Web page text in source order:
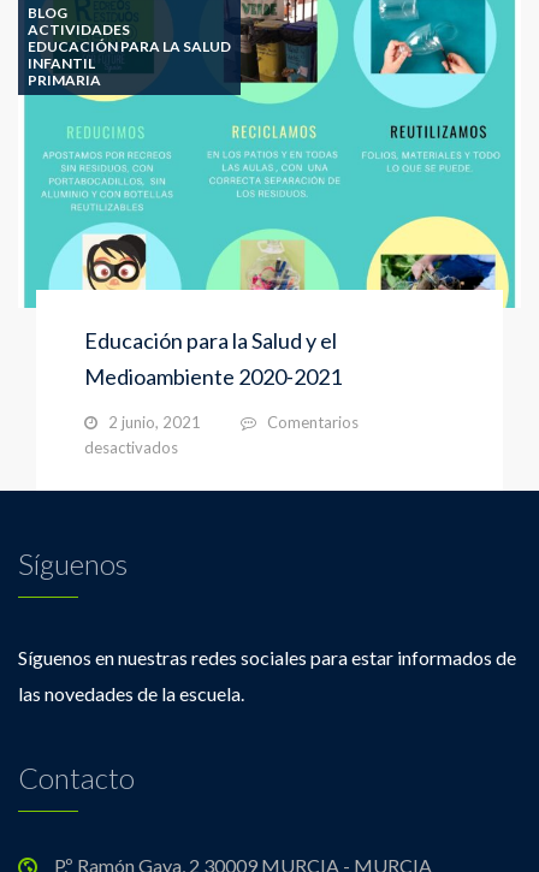
BLOG
ACTIVIDADES
EDUCACIÓN PARA LA SALUD
INFANTIL
PRIMARIA
Educación para la Salud y el
Medioambiente 2020-2021
2 junio, 2021
Comentarios
desactivados
para
2021
Síguenos
Síguenos en nuestras redes sociales para estar informados de
las novedades de la escuela.
Contacto
P.º Ramón Gaya, 2 30009 MURCIA - MURCIA